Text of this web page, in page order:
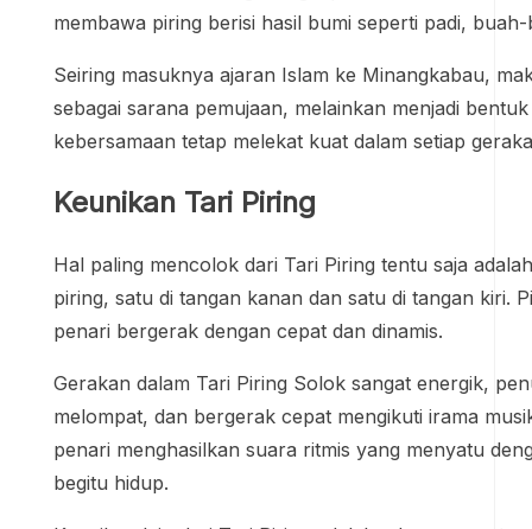
membawa piring berisi hasil bumi seperti padi,
Seiring masuknya ajaran Islam ke Minangkabau,
sebagai sarana pemujaan, melainkan menjadi
kebersamaan tetap melekat kuat dalam setiap
Keunikan Tari Piring
Hal paling mencolok dari Tari Piring tentu saja
piring, satu di tangan kanan dan satu di tangan kiri.
penari bergerak dengan cepat dan dinamis.
Gerakan dalam Tari Piring Solok sangat energik,
melompat, dan bergerak cepat mengikuti irama
penari menghasilkan suara ritmis yang menyatu
begitu hidup.